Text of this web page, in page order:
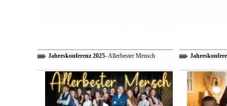
Jahreskonferenz 2025- Allerbester Mensch